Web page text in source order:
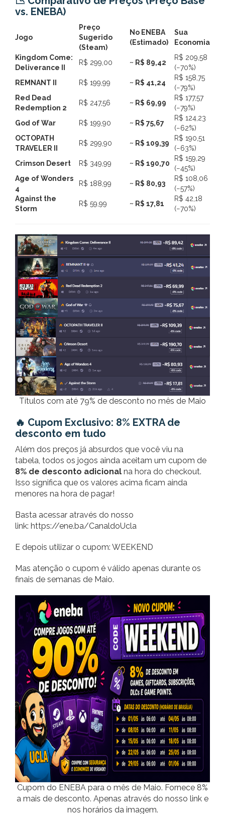
vs. ENEBA)
Jogo
Preço
Sugerido
(Steam)
No ENEBA
(Estimado)
Sua
Economia
Kingdom Come:
Deliverance II
R$ 299,00 ~ R$ 89,42
R$ 209,58
(−70%)
REMNANT II
R$ 199,99 ~ R$ 41,24
R$ 158,75
(−79%)
Red Dead
Redemption 2
R$ 247,56 ~ R$ 69,99
R$ 177,57
(−79%)
God of War
R$ 199,90 ~ R$ 75,67
R$ 124,23
(−62%)
OCTOPATH
TRAVELER II
R$ 299,90 ~ R$ 109,39
R$ 190,51
(−63%)
Crimson Desert
R$ 349,99 ~ R$ 190,70
R$ 159,29
(−45%)
Age of Wonders
4
R$ 188,99 ~ R$ 80,93
R$ 108,06
(−57%)
Against the
Storm
R$ 59,99 ~ R$ 17,81
R$ 42,18
(−70%)
Títulos com até 79% de desconto no mês de Maio
🔥 Cupom Exclusivo: 8% EXTRA de
desconto em tudo
Além dos preços já absurdos que você viu na
tabela, todos os jogos ainda aceitam um cupom de
8% de desconto adicional na hora do checkout.
Isso significa que os valores acima ficam ainda
menores na hora de pagar!
Basta acessar através do nosso
link: https://ene.ba/CanaldoUcla
E depois utilizar o cupom: WEEKEND
Mas atenção o cupom é válido apenas durante os
finais de semanas de Maio.
Cupom do ENEBA para o mês de Maio. Fornece 8%
a mais de desconto. Apenas através do nosso link e
nos horários da imagem.